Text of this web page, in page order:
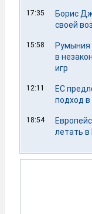
17:35
Борис
своей
15:58
Румыния
в
игр
12:11
ЕС
подход
18:54
летать в